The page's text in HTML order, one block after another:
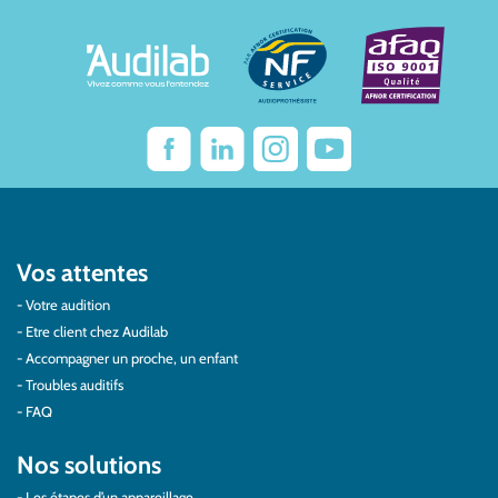
Vos attentes
Votre audition
Etre client chez Audilab
Accompagner un proche, un enfant
Troubles auditifs
FAQ
Nos solutions